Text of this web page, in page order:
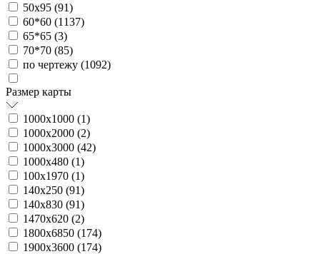
50х95 (91)
60*60 (1137)
65*65 (3)
70*70 (85)
по чертежу (1092)
Размер карты
1000х1000 (1)
1000х2000 (2)
1000х3000 (42)
1000х480 (1)
100х1970 (1)
140х250 (91)
140х830 (91)
1470х620 (2)
1800х6850 (174)
1900х3600 (174)